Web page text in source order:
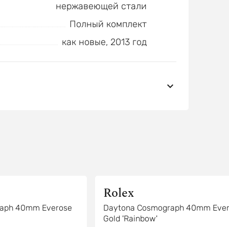
нержавеющей стали
Полный комплект
как новые, 2013 год
40mm Everose
Rolex
Daytona Cosmograph 40mm
Gold 'Rainbow'